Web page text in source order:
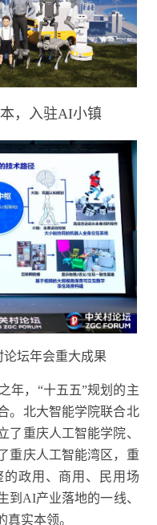
，入驻AI小镇
论坛年会重大成果
年，“十五五”规划的主
。 北大智能学院联合北
了重庆人工智能学院、
重庆人工智能湾区，重
政用、商用、民用场
到AI产业落地的一线、
实本领。